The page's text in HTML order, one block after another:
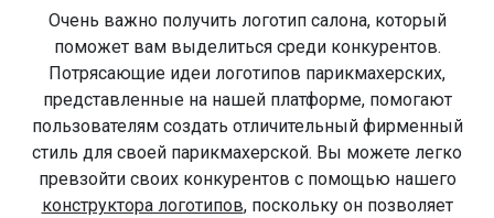
Очень важно получить логотип салона, который
поможет вам выделиться среди конкурентов.
Потрясающие идеи логотипов парикмахерских,
представленные на нашей платформе, помогают
пользователям создать отличительный фирменный
стиль для своей парикмахерской. Вы можете легко
превзойти своих конкурентов с помощью нашего
конструктора логотипов, поскольку он позволяет